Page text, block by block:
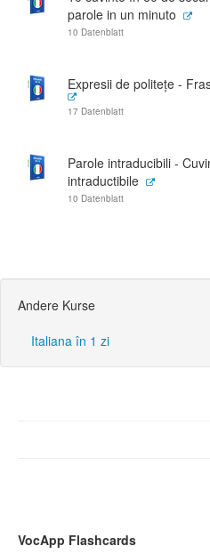
parole in un minuto
10 Datenblatt
Expresii de politețe -
17 Datenblatt
Parole intraducibili -
intraductibile
10 Datenblatt
Andere Kurse
Italiana în 1 zi
VocApp Flashcards